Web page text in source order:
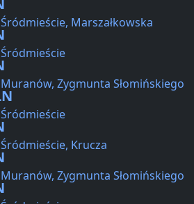
Marszałkowska
Zygmunta Słomińskiego
Krucza
Zygmunta Słomińskiego